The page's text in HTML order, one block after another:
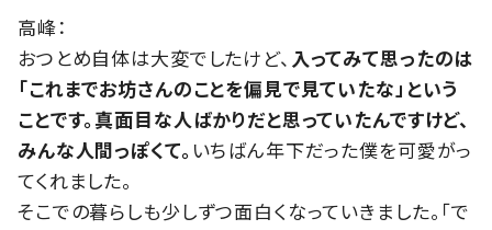
高峰：
おつとめ自体は大変でしたけど、 入ってみて思ったのは
「これまでお坊さんのことを偏見で見ていたな」という
ことです。真面目な人ばかりだと思っていたんですけど、
みんな人間っぽくて。 いちばん年下だった僕を可愛がっ
てくれました。
そこでの暮らしも少しずつ面白くなっていきました。「で